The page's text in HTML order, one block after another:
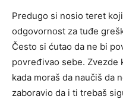
Predugo si nosio teret
odgovornost za tuđe
Često si ćutao da ne bi
povređivao sebe. Zvezde
kada moraš da naučiš da
zaboravio da i ti trebaš